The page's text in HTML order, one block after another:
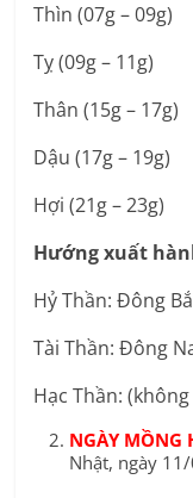
Thìn (07g – 09g)
Tỵ (09g – 11g)
Thân (15g – 17g)
Dậu (17g – 19g)
Hợi (21g – 23g)
Hướng xuất
Hỷ Thần: Đông
Tài Thần: Đông
Hạc Thần:
NGÀY MỒNG
Nhật, ngày